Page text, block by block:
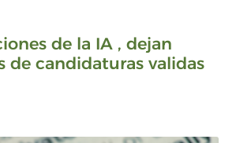
de la IA , dejan
de candidaturas validas